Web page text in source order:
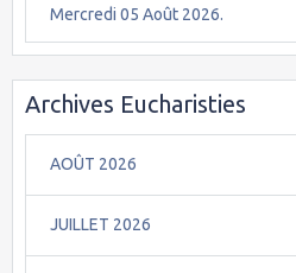
Mercredi 05 Août 2026.
Archives Eucharisties
AOÛT 2026
JUILLET 2026